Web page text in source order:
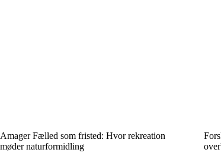
Amager Fælled som fristed: Hvor rekreation
møder naturformidling